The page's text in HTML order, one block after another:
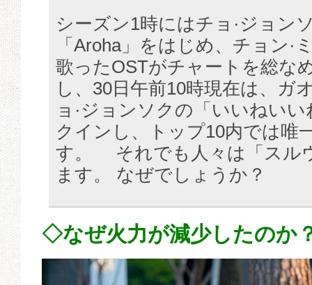
シーズン1時にはチョ·ジョン
「Aroha」をはじめ、チョン·
歌ったOSTがチャートを総な
し、30日午前10時現在は、ガ
ョ·ジョンソクの「いいねい
クインし、トップ10内では唯
す。 それでも人々は「スル
ます。 なぜでしょうか？
◇なぜ火力が減少したのか